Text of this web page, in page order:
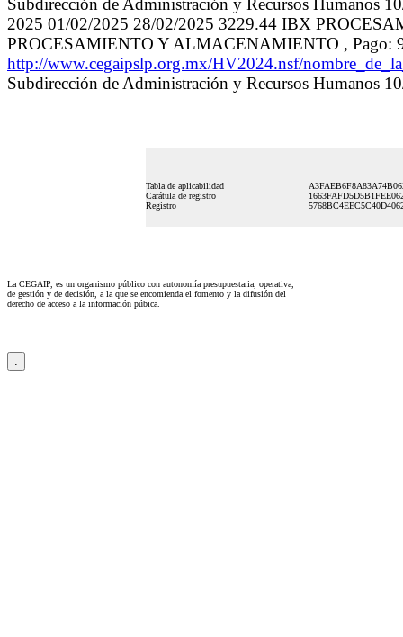
Subdirección de Administración y Recursos Humanos
2025 01/02/2025 28/02/2025 3229.44 IBX
PROCESAMIENTO Y ALMACENAMIENTO , Pago:
http://www.cegaipslp.org.mx/HV2024.nsf/
Subdirección de Administración y Recursos Humanos
Tabla de aplicabilidad
Carátula de registro
Registro
La CEGAIP, es un organismo público con autonomía presupuestaria, operativa,
de gestión y de decisión, a la que se encomienda el fomento y la difusión del
derecho de acceso a la información púbica.